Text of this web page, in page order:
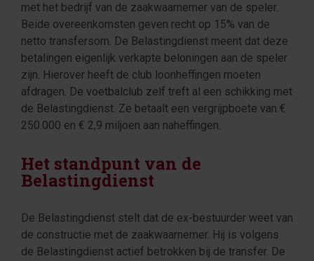
met het bedrijf van de zaakwaarnemer van de speler.
Beide overeenkomsten geven recht op 15% van de
netto transfersom. De Belastingdienst meent dat deze
betalingen eigenlijk verkapte beloningen aan de speler
zijn. Hierover heeft de club loonheffingen moeten
afdragen. De voetbalclub zelf treft al een schikking met
de Belastingdienst. Ze betaalt een vergrijpboete van €
250.000 en € 2,9 miljoen aan naheffingen.
Het standpunt van de
Belastingdienst
De Belastingdienst stelt dat de ex-bestuurder weet van
de constructie met de zaakwaarnemer. Hij is volgens
de Belastingdienst actief betrokken bij de transfer. De